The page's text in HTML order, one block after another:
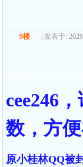
9楼 | 发表于:
cee246
数，方
原小桂林QQ被